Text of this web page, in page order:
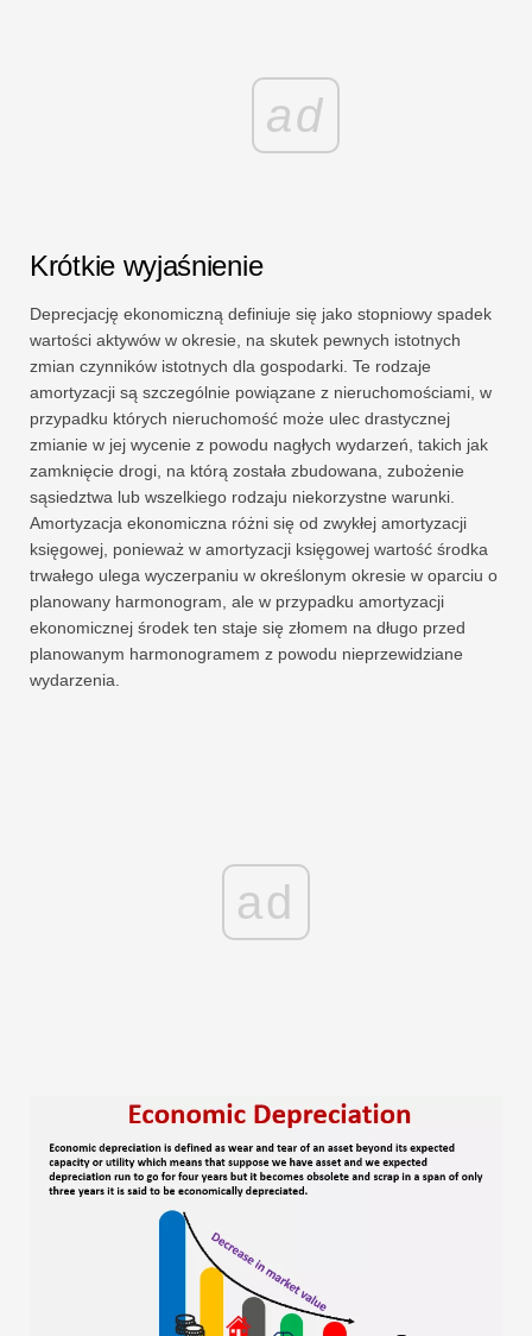
ad
Krótkie wyjaśnienie
Deprecjację ekonomiczną definiuje się jako stopniowy spadek
wartości aktywów w okresie, na skutek pewnych istotnych
zmian czynników istotnych dla gospodarki. Te rodzaje
amortyzacji są szczególnie powiązane z nieruchomościami, w
przypadku których nieruchomość może ulec drastycznej
zmianie w jej wycenie z powodu nagłych wydarzeń, takich jak
zamknięcie drogi, na którą została zbudowana, zubożenie
sąsiedztwa lub wszelkiego rodzaju niekorzystne warunki.
Amortyzacja ekonomiczna różni się od zwykłej amortyzacji
księgowej, ponieważ w amortyzacji księgowej wartość środka
trwałego ulega wyczerpaniu w określonym okresie w oparciu o
planowany harmonogram, ale w przypadku amortyzacji
ekonomicznej środek ten staje się złomem na długo przed
planowanym harmonogramem z powodu nieprzewidziane
wydarzenia.
ad